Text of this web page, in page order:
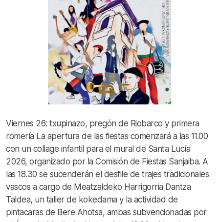
Viernes 26: txupinazo, pregón de Riobarco y primera
romería La apertura de las fiestas comenzará a las 11.00
con un collage infantil para el mural de Santa Lucía
2026, organizado por la Comisión de Fiestas Sanjaiba. A
las 18.30 se sucenderán el desfile de trajes tradicionales
vascos a cargo de Meatzaldeko Harrigorria Dantza
Taldea, un taller de kokedama y la actividad de
pintacaras de Bere Ahotsa, ambas subvencionadas por